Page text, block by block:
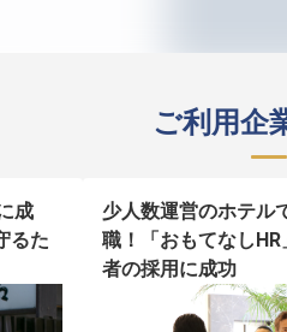
ご利用企
成
るた
少人数運営のホテル
職！「おもてなし
者の採用に成功